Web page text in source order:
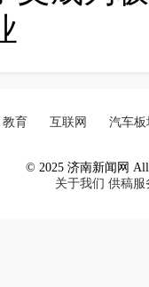
教育 互联网 汽车板
© 2025 济南新闻网 All
关于我们 供稿服